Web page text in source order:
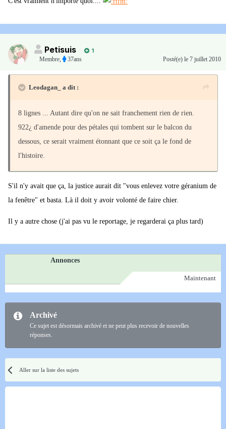
Petisuis
1
Membre, 37ans Posté(e) le 7 juillet 2010
Leodagan_ a dit :
8 lignes ... Autant dire qu'on ne sait franchement rien de rien.
922¿ d'amende pour des pétales qui tombent sur le balcon du
dessous, ce serait vraiment étonnant que ce soit ça le fond de
l'histoire.
S'il n'y avait que ça, la justice aurait dit "vous enlevez votre géranium de
la fenêtre" et basta. Là il doit y avoir volonté de faire chier.
Il y a autre chose (j'ai pas vu le reportage, je regarderai ça plus tard)
Annonces
Maintenant
Archivé
Ce sujet est désormais archivé et ne peut plus recevoir de nouvelles
réponses.
Aller sur la liste des sujets